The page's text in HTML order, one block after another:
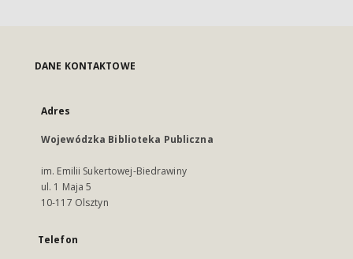
DANE KONTAKTOWE
Adres
Wojewódzka Biblioteka Publiczna
im. Emilii Sukertowej-Biedrawiny
ul. 1 Maja 5
10-117 Olsztyn
Telefon